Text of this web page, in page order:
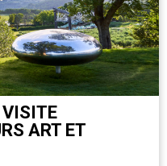
ART ET